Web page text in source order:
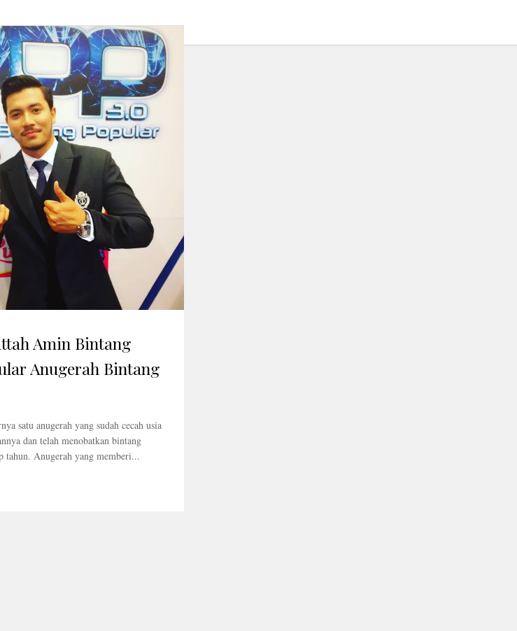
Amin Bintang
Anugerah Bintang
satu anugerah yang sudah cecah usia
dan telah menobatkan bintang
tahun. Anugerah yang memberi...